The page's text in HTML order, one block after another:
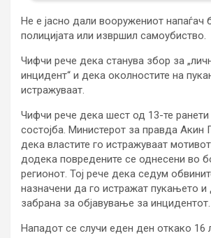
Не е јасно дали вооружениот напаѓач
полицијата или извршил самоубиство.
Чифчи рече дека станува збор за
инцидент“ и дека околностите на
истражуваат.
Чифчи рече дека шест од 13-те
состојба. Министерот за правда Акин
дека властите го истражуваат
додека повредените се однесени во
регионот. Тој рече дека седум
назначени да го истражат пукањето
забрана за објавување за инцидентот.
Нападот се случи еден ден откако 16